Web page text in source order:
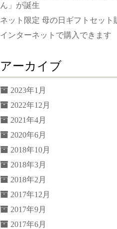
ん」が誕生
ネット限定 母の日ギフトセット
インターネットで購入できます
アーカイブ
2023年1月
2022年12月
2021年4月
2020年6月
2018年10月
2018年3月
2018年2月
2017年12月
2017年9月
2017年6月